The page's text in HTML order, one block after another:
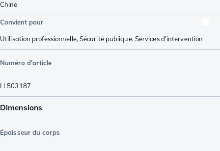
Chine
Convient pour
Utilisation professionnelle, Sécurité publique, Services d'intervention
Numéro d'article
LL503187
Dimensions
Épaisseur du corps